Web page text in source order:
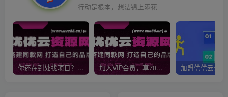
行动是根本，想法锦上添花
你还在到处找项目？还在当韭菜？我靠网创资源站一个月收入5万+，曾经我也是个失败者。 加入VIP会员，享70%的推广提成，免费学习多种网上创业课程，菜鸟秒变大神！